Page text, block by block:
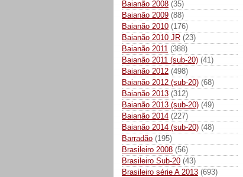
Baianão 2008 (35)
Baianão 2009 (88)
Baianão 2010 (176)
Baianão 2010 JR (23)
Baianão 2011 (388)
Baianão 2011 (sub-20) (41)
Baianão 2012 (498)
Baianão 2012 (sub-20) (68)
Baianão 2013 (312)
Baianão 2013 (sub-20) (49)
Baianão 2014 (227)
Baianão 2014 (sub-20) (48)
Barradão (195)
Brasileiro 2008 (56)
Brasileiro Sub-20 (43)
Brasileiro série A 2013 (693)